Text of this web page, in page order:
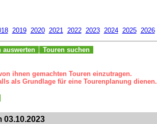
2019 2020 2021 2022 2023 2024 2025 2026
auswerten Touren suchen
ihnen gemachten Touren einzutragen.
als Grundlage für eine Tourenplanung dienen.